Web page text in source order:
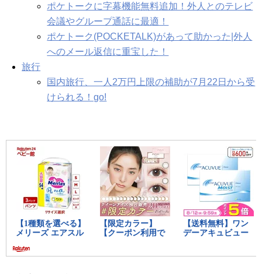
ポケトークに字幕機能無料追加！外人とのテレビ
会議やグループ通話に最適！
ポケトーク(POCKETALK)があって助かった|外人
へのメール返信に重宝した！
旅行
国内旅行、一人2万円上限の補助が7月22日から受
けられる！go!